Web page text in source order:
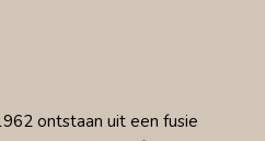
ontstaan uit een fusie